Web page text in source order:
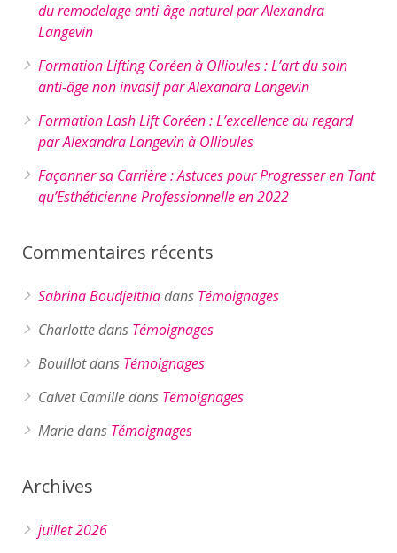
du remodelage anti-âge naturel par Alexandra
Langevin
Formation Lifting Coréen à Ollioules : L’art du soin
anti-âge non invasif par Alexandra Langevin
Formation Lash Lift Coréen : L’excellence du regard
par Alexandra Langevin à Ollioules
Façonner sa Carrière : Astuces pour Progresser en Tant
qu’Esthéticienne Professionnelle en 2022
Commentaires récents
Sabrina Boudjelthiadans Témoignages
Charlottedans Témoignages
Bouillotdans Témoignages
Calvet Camilledans Témoignages
Mariedans Témoignages
Archives
juillet 2026